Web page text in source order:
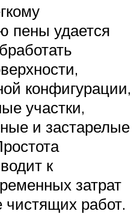
пены удается
конфигурации,
участки,
и застарелые
к
затрат
чистящих работ.